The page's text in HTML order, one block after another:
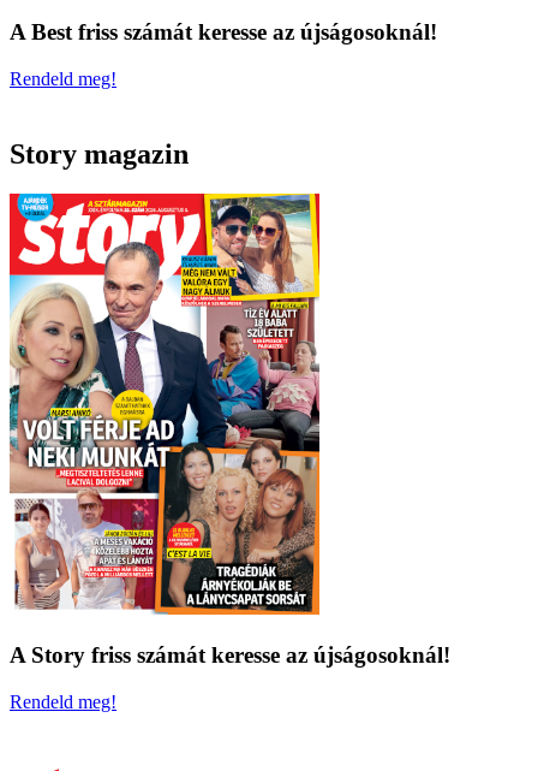
A Best friss számát keresse az újságosoknál!
Rendeld meg!
Story magazin
A Story friss számát keresse az újságosoknál!
Rendeld meg!